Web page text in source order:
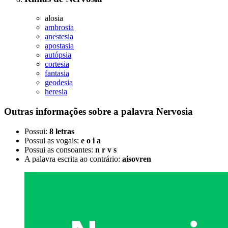
alosia
ambrosia
anestesia
apostasia
autópsia
cortesia
fantasia
geodesia
heresia
Outras informações sobre a palavra Nervosia
Possui: 8 letras
Possui as vogais: e o i a
Possui as consoantes: n r v s
A palavra escrita ao contrário: aisovren